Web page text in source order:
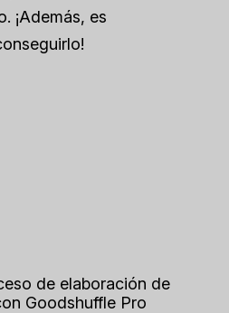
¡Además, es
de elaboración de
Goodshuffle Pro